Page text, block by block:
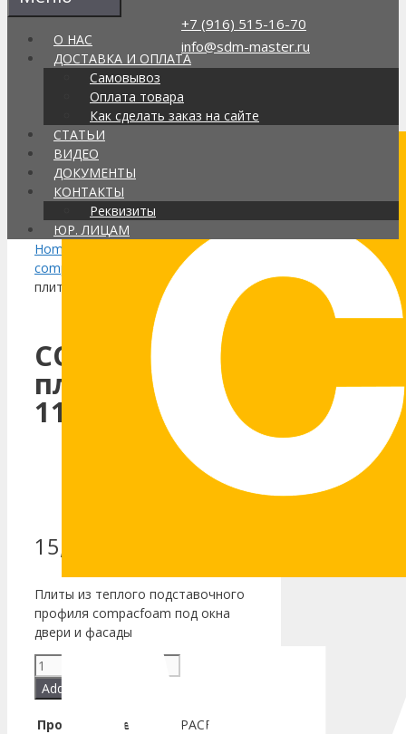
Перейти
содержимому
+7 (916) 515-16-70
info@sdm-master.ru
О НАС
ДОСТАВКА И ОПЛАТА
Самовывоз
Оплата товара
Как сделать заказ на сайте
СТАТЬИ
ВИДЕО
ДОКУМЕНТЫ
КОНТАКТЫ
Реквизиты
ЮР. ЛИЦАМ
товаров
Каталог
Home
Плиты
compacfoam
/ COMPACFOAM
плиты CF100 1175×45мм
COMPACFOAM
плиты CF100
1175×45мм
15,000.00
Плиты из теплого подставочного
профиля compacfoam под окна
двери и фасады
COMPACFOAM
плиты
CF100
1175x45мм
Add to cart
Производитель COMPACFOAM